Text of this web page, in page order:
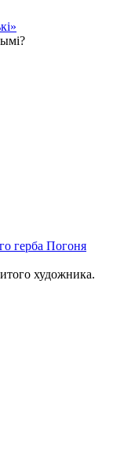
герба Погоня
художника.